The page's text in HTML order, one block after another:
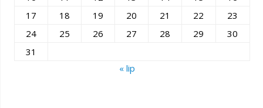
17
18 19 20 21 22
23
24
25 26 27 28 29
30
31
« lip